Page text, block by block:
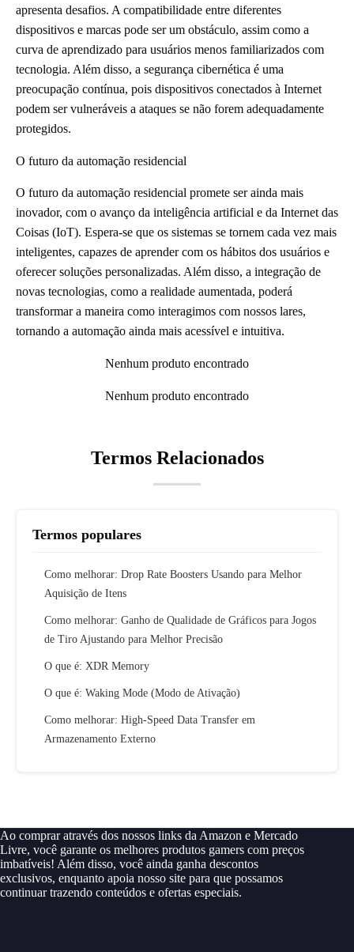
apresenta desafios. A compatibilidade entre diferentes
dispositivos e marcas pode ser um obstáculo, assim como a
curva de aprendizado para usuários menos familiarizados com
tecnologia. Além disso, a segurança cibernética é uma
preocupação contínua, pois dispositivos conectados à Internet
podem ser vulneráveis a ataques se não forem adequadamente
protegidos.
O futuro da automação residencial
O futuro da automação residencial promete ser ainda mais
inovador, com o avanço da inteligência artificial e da Internet das
Coisas (IoT). Espera-se que os sistemas se tornem cada vez mais
inteligentes, capazes de aprender com os hábitos dos usuários e
oferecer soluções personalizadas. Além disso, a integração de
novas tecnologias, como a realidade aumentada, poderá
transformar a maneira como interagimos com nossos lares,
tornando a automação ainda mais acessível e intuitiva.
Nenhum produto encontrado
Nenhum produto encontrado
Termos Relacionados
Termos populares
Como melhorar: Drop Rate Boosters Usando para Melhor
Aquisição de Itens
Como melhorar: Ganho de Qualidade de Gráficos para Jogos
de Tiro Ajustando para Melhor Precisão
O que é: XDR Memory
O que é: Waking Mode (Modo de Ativação)
Como melhorar: High-Speed Data Transfer em
Armazenamento Externo
Ao comprar através dos nossos links da Amazon e Mercado
Livre, você garante os melhores produtos gamers com preços
imbatíveis! Além disso, você ainda ganha descontos
exclusivos, enquanto apoia nosso site para que possamos
continuar trazendo conteúdos e ofertas especiais.